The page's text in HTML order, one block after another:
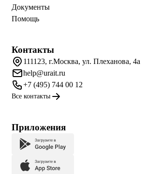
Документы
Помощь
Контакты
111123, г.Москва, ул. Плеханова, 4а
help@urait.ru
+7 (495) 744 00 12
Все контакты
Приложения